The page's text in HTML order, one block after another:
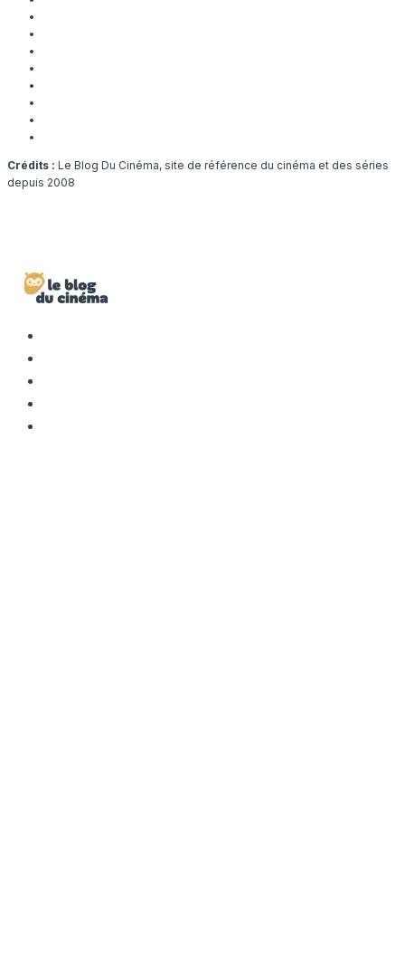
Crédits : Le Blog Du Cinéma, site de référence du cinéma et des séries
depuis 2008